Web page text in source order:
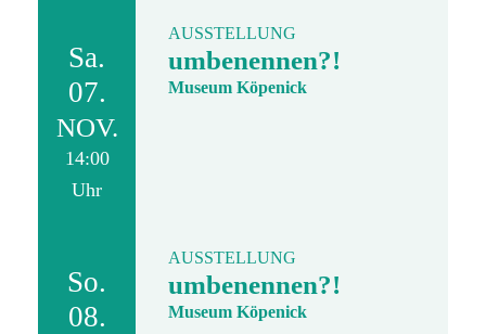
Sa.
07.
NOV.
14:00
Uhr
AUSSTELLUNG
umbenennen?!
Museum Köpenick
So.
08.
AUSSTELLUNG
umbenennen?!
Museum Köpenick